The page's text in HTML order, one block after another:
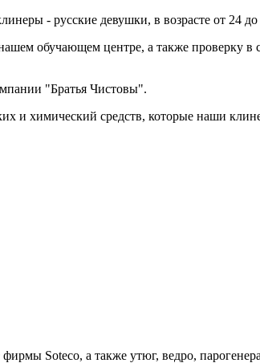
- русские девушки, в возрасте от 24 до
обучающем центре, а также проверку в
"Братья Чистовы".
и химический средств, которые наши
Soteco, а также утюг, ведро,